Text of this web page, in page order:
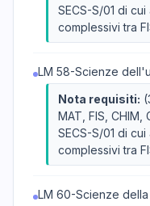
SECS-S/01 di
complessivi tra
LM 58-Scienze
Nota requisiti:
MAT, FIS, CHIM,
SECS-S/01 di
complessivi tra
LM 60-Scienze della